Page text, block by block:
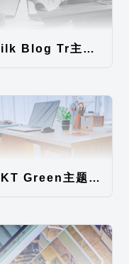
Silk Blog Tr主题汉化包
SKT Green主题汉化包